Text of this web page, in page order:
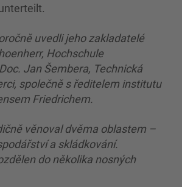
uvedli jeho zakladatelé
Hochschule
Jan Šembera, Technická
společně s ředitelem institutu
Friedrichem.
věnoval dvěma oblastem –
a skládkování.
do několika nosných